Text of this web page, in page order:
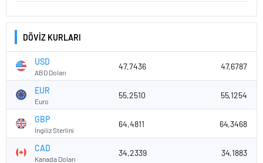
DÖVİZ KURLARI
USD
ABD Doları
47,7436 47,6787
EUR
Euro
55,2510 55,1254
GBP
İngiliz Sterlini
64,4811 64,3468
CAD
Kanada Doları
34,2339 34,1883